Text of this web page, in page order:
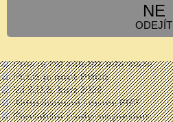
NE
ODEJÍT
Siamská dvojčata
Proč je PM důležitá informace
PCOS je nově PMOS
V.I.S.U.S. kurz 2026
Aktualizované licence FMF
Previabilní plody-magnesium